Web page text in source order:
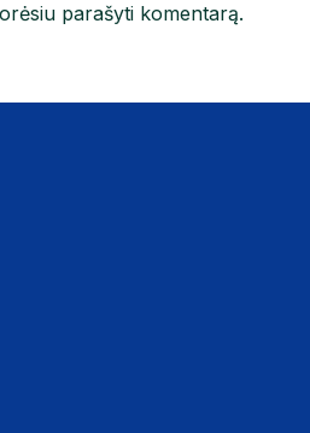
parašyti komentarą.